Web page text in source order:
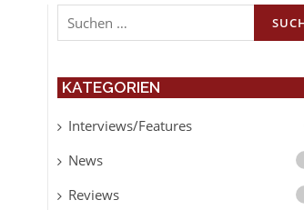
Suchen
nach:
KATEGORIEN
Interviews/Features
News
Reviews